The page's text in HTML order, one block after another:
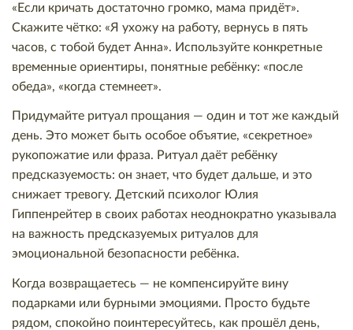
«Если кричать достаточно громко, мама придёт».
Скажите чётко: «Я ухожу на работу, вернусь в пять
часов, с тобой будет Анна». Используйте конкретные
временные ориентиры, понятные ребёнку: «после
обеда», «когда стемнеет».
Придумайте ритуал прощания — один и тот же каждый
день. Это может быть особое объятие, «секретное»
рукопожатие или фраза. Ритуал даёт ребёнку
предсказуемость: он знает, что будет дальше, и это
снижает тревогу. Детский психолог Юлия
Гиппенрейтер в своих работах неоднократно указывала
на важность предсказуемых ритуалов для
эмоциональной безопасности ребёнка.
Когда возвращаетесь — не компенсируйте вину
подарками или бурными эмоциями. Просто будьте
рядом, спокойно поинтересуйтесь, как прошёл день,